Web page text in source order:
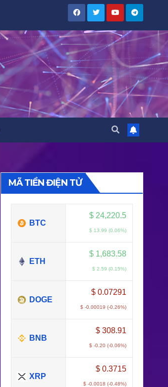
MÃ TIỀN ĐIỆN TỬ
BTC
$ 24,220.5
$ 13.99 (0.06%)
ETH
$ 1,683.58
$ 2.59 (0.15%)
DOGE
$ 0.07291
$ -0.00019 (-0.26%)
BNB
$ 308.91
$ -0.20 (-0.06%)
XRP
$ 0.3715
$ -0.0018 (-0.48%)